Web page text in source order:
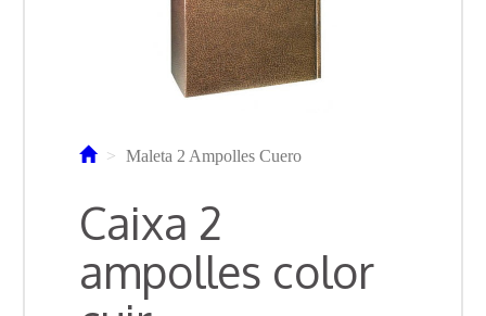
Maleta 2 Ampolles Cuero
Caixa 2
ampolles color